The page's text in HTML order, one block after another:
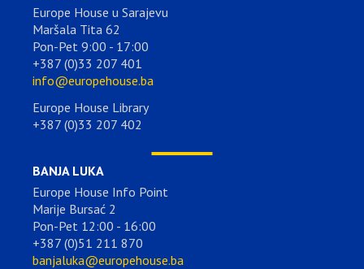
Europe House u Sarajevu
Maršala Tita 62
Pon-Pet 9:00 - 17:00
+387 (0)33 207 401
info@europehouse.ba
Europe House Library
+387 (0)33 207 402
BANJA LUKA
Europe House Info Point
Marije Bursać 2
Pon-Pet 12:00 - 16:00
+387 (0)51 211 870
banjaluka@europehouse.ba